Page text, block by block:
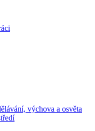
výchova a osvěta